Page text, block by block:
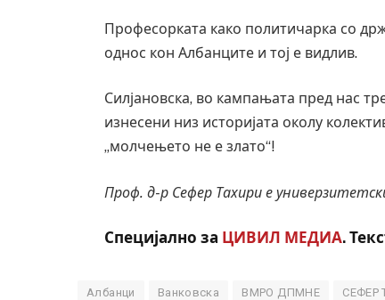
Професорката како политичарка со
однос кон Албанците и тој е видлив.
Силјановска, во кампањата пред нас
изнесени низ историјата околу
„молчењето не е злато“!
Проф. д-р Сефер Тахири е
Специјално за ЦИВИЛ МЕДИА.
Албанци Ванковска ВМРО ДПМНЕ СЕФЕР